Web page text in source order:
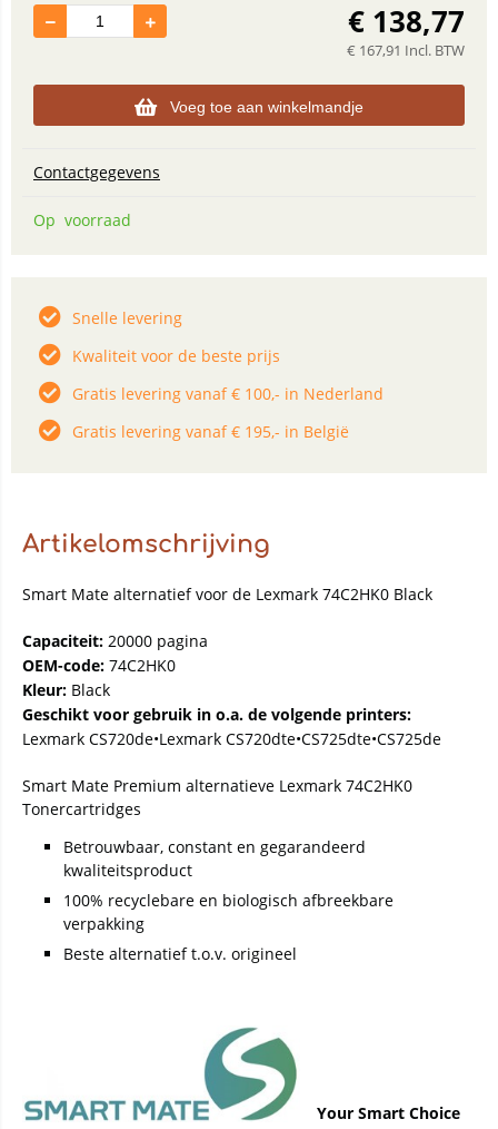
€ 138,77
€ 167,91 Incl. BTW
Voeg toe aan winkelmandje
Contactgegevens
Op voorraad
Snelle levering
Kwaliteit voor de beste prijs
Gratis levering vanaf € 100,- in Nederland
Gratis levering vanaf € 195,- in België
Artikelomschrijving
Smart Mate alternatief voor de Lexmark 74C2HK0 Black
Capaciteit: 20000 pagina
OEM-code: 74C2HK0
Kleur: Black
Geschikt voor gebruik in o.a. de volgende printers:
Lexmark CS720de•Lexmark CS720dte•CS725dte•CS725de
Smart Mate Premium alternatieve Lexmark 74C2HK0
Tonercartridges
Betrouwbaar, constant en gegarandeerd
kwaliteitsproduct
100% recyclebare en biologisch afbreekbare
verpakking
Beste alternatief t.o.v. origineel
Your Smart Choice